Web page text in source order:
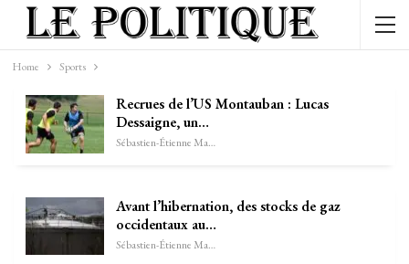
Home Sports
Recrues de l’US Montauban : Lucas
Dessaigne, un…
Sébastien-Étienne Marechal
Avant l’hibernation, des stocks de gaz
occidentaux au…
Sébastien-Étienne Marechal